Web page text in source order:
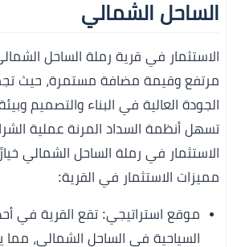
الساحل الشمالي
الاستثمار في قرية رملة الساحل
مرتفع وقيمة مضافة مستمرة، حيث
الجودة العالية في البناء والتصميم
تسهل أنظمة السداد المرنة عملية
الاستثمار في رملة الساحل الشمالي
مميزات الاستثمار في القرية:
موقع استراتيجي: تقع القرية في
السياحية في الساحل الشمالي،